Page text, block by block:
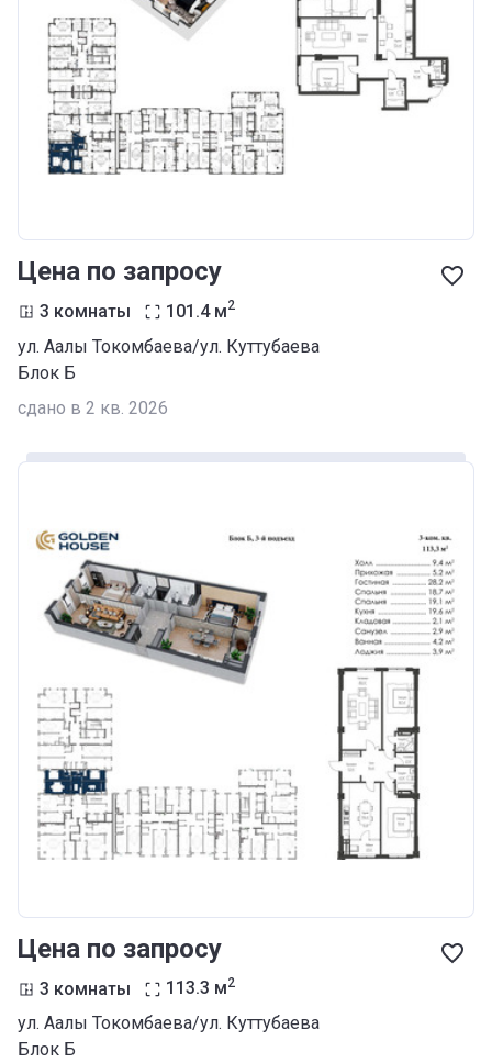
Цена по запросу
3 комнаты 101.4 м2
ул. Аалы Токомбаева/ул. Куттубаева
Блок Б
сдано в 2 кв. 2026
Цена по запросу
3 комнаты 113.3 м2
ул. Аалы Токомбаева/ул. Куттубаева
Блок Б